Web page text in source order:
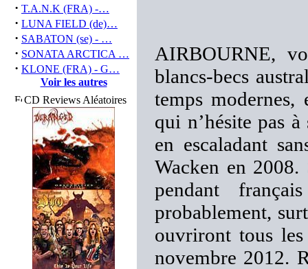
· T.A.N.K (FRA) -…
· LUNA FIELD (de)…
· SABATON (se) - …
· SONATA ARCTICA …
· KLONE (FRA) - G…
Voir les autres
CD Reviews Aléatoires
AIRBOURNE,
blancs-becs
temps modernes,
qui n’hésite pas
en escaladant
Wacken en 2008.
pendant
probablement,
ouvriront tous
novembre 2012.